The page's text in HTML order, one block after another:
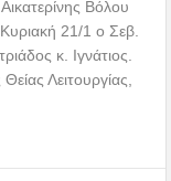
Βόλου
21/1 ο Σεβ.
κ. Ιγνάτιος.
Λειτουργίας,